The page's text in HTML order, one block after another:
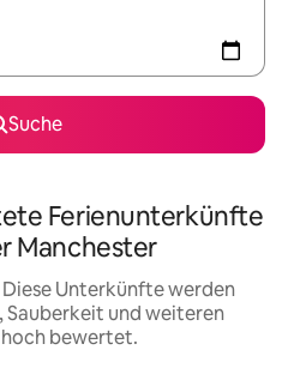
Suche
Ferienunterkünfte
Manchester
Unterkünfte werden
Sauberkeit und weiteren
bewertet.